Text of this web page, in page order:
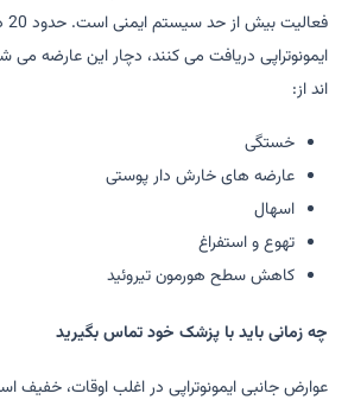
ایمونوتراپی دریافت می کنند، دچار این عارضه
اند از:
خستگی
عارضه های خارش دار پوستی
اسهال
تهوع و استفراغ
کاهش سطح هورمون تیروئید
چه زمانی باید با پزشک خود تماس بگیرید
عوارض جانبی ایمونوتراپی در اغلب اوقات، خفیف